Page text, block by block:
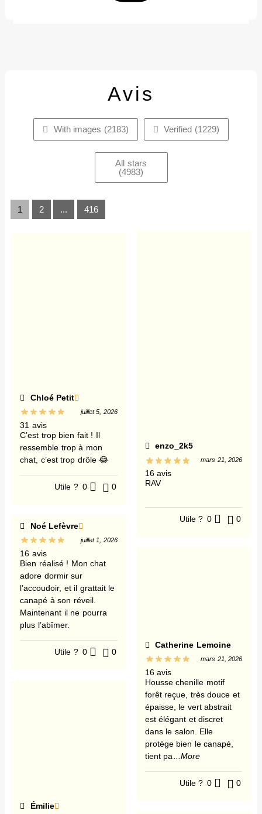
Avis
With images (2183) Verified (1229)
All stars
(4983)
1 2 ... 416
Chloé Petit
31 avis
juillet 5, 2026
C’est trop bien fait ! Il
ressemble trop à mon
chat, c’est trop drôle 😂
Utile ? 0 0
Noé Lefèvre
16 avis
juillet 1, 2026
Bien réalisé ! Mon chat
adore dormir sur
l’accoudoir, et il grattait le
canapé à son réveil.
Maintenant il ne pourra
plus l’abîmer.
Utile ? 0 0
Émilie
enzo_2k5
16 avis
mars 21, 2026
RAV
Utile ? 0 0
Catherine Lemoine
16 avis
mars 21, 2026
Housse chenille motif
forêt reçue, très douce et
épaisse, le vert abstrait
est élégant et discret
dans le salon. Elle
protège bien le canapé,
tient pa
...More
Utile ? 0 0